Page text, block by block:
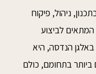
ניהול, פיקוח
המתאים לביצוע
הנדסה, היא
ביותר בתחומם, כולם